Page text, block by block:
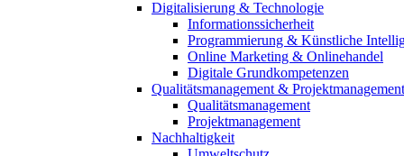
Digitalisierung & Technologie
Informationssicherheit
Programmierung & Künstliche
Online Marketing & Onlinehandel
Digitale Grundkompetenzen
Qualitätsmanagement & Projektmanagement
Qualitätsmanagement
Projektmanagement
Nachhaltigkeit